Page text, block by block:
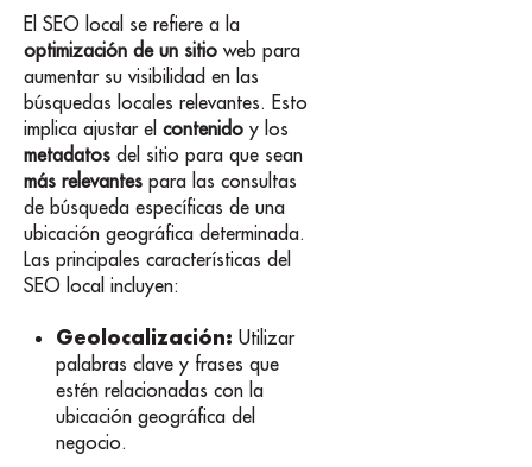
El SEO local se refiere a la
optimización de un sitio web para
aumentar su visibilidad en las
búsquedas locales relevantes. Esto
implica ajustar el contenido y los
metadatos del sitio para que sean
más relevantes para las consultas
de búsqueda específicas de una
ubicación geográfica determinada.
Las principales características del
SEO local incluyen:
Geolocalización: Utilizar
palabras clave y frases que
estén relacionadas con la
ubicación geográfica del
negocio.